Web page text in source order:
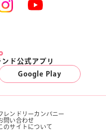
ド公式アプリ
Google Play
レンドリーカンパニー
問い合わせ
のサイトについて